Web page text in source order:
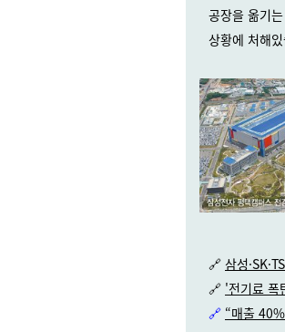
공장을 옮기
상황에 처해
🔗 삼성
🔗 '전기료 폭
🔗 “매출